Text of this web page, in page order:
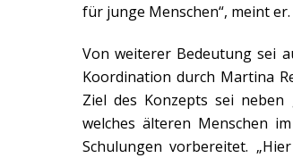
für junge Menschen“, meint er.
Von weiterer Bedeutung sei
Koordination durch Martina
Ziel des Konzepts sei
welches älteren Menschen
Schulungen vorbereitet.